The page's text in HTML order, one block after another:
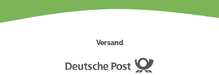
Versand